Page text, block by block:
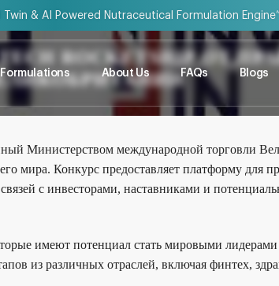
Twin & AI Powered Nutraceutical Formulation Engine”
Formulations About Us FAQs Blogs
ROCKETSHIP ОТ
Министерством международной торговли
мира. Конкурс предоставляет платформу для
с инвесторами, наставниками и
имеют потенциал стать мировыми
из различных отраслей, включая финтех,